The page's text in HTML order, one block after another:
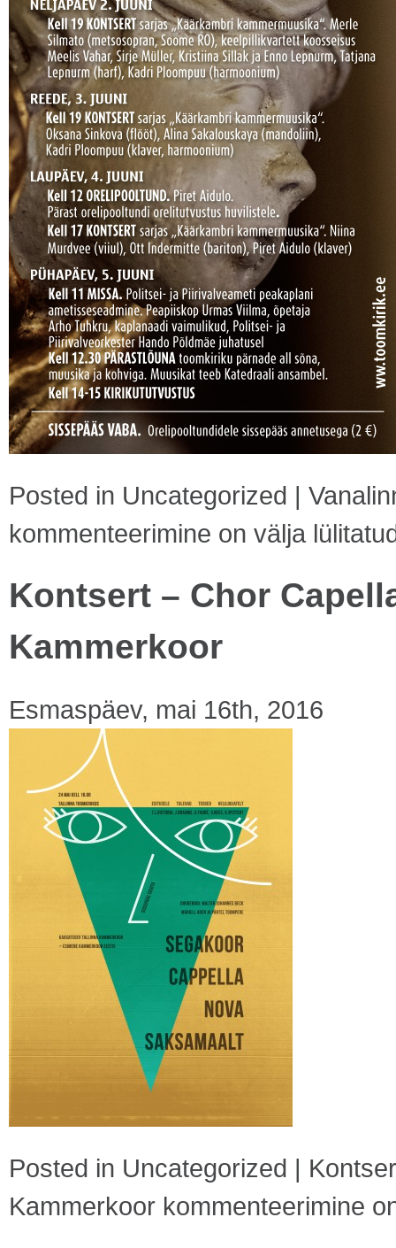
Posted in Uncategorized |
kommenteerimine on välja
Kontsert – Chor
Kammerkoor
Esmaspäev, mai 16th, 2016
Posted in Uncategorized |
Kammerkoor kommenteerimine